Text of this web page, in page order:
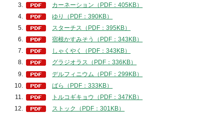
カーネーション（PDF：405KB）
ゆり（PDF：390KB）
スターチス（PDF：395KB）
宿根かすみそう（PDF：343KB）
しゃくやく（PDF：343KB）
グラジオラス（PDF：336KB）
デルフィニウム（PDF：299KB）
ばら（PDF：333KB）
トルコギキョウ（PDF：347KB）
ストック（PDF：301KB）